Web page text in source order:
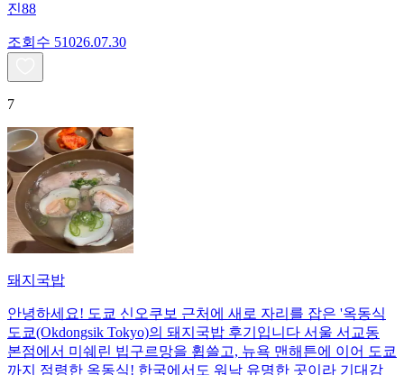
진88
조회수 51026.07.30
7
돼지국밥
안녕하세요! 도쿄 신오쿠보 근처에 새로 자리를 잡은 '옥동식
도쿄(Okdongsik Tokyo)의 돼지국밥 후기입니다 서울 서교동
본점에서 미쉐린 빕구르망을 휩쓸고, 뉴욕 맨해튼에 이어 도쿄
까지 점령한 옥동식! 한국에서도 워낙 유명한 곳이라 기대감